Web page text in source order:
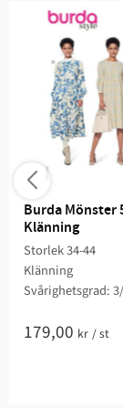
Burda Mönster
Klänning
Storlek 34-44
Klänning
Svårighetsgrad:
179,00 kr /st